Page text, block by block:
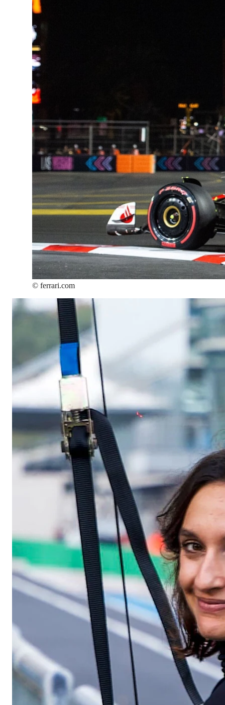
© ferrari.com